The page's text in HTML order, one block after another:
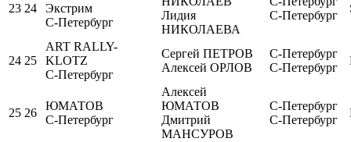
23 24
Экстрим
С-Петербург
Лидия
НИКОЛАЕВА
С-Петербург
24 25
ART RALLY-
KLOTZ
С-Петербург
Сергей ПЕТРОВ
Алексей ОРЛОВ
С-Петербург
С-Петербург
25 26
ЮМАТОВ
С-Петербург
Алексей
ЮМАТОВ
Дмитрий
МАНСУРОВ
С-Петербург
С-Петербург